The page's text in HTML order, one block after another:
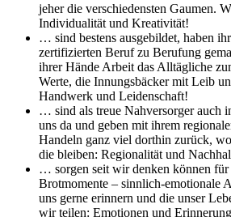
jeher die verschiedensten Gaumen.
Individualität und Kreativität!
… sind bestens ausgebildet, haben
zertifizierten Beruf zu Berufung
ihrer Hände Arbeit das Alltägliche
Werte, die Innungsbäcker mit Leib
Handwerk und Leidenschaft!
… sind als treue Nahversorger auch
uns da und geben mit ihrem
Handeln ganz viel dorthin zurück,
die bleiben: Regionalität und
… sorgen seit wir denken können für
Brotmomente – sinnlich-emotionale
uns gerne erinnern und die unser
wir teilen: Emotionen und